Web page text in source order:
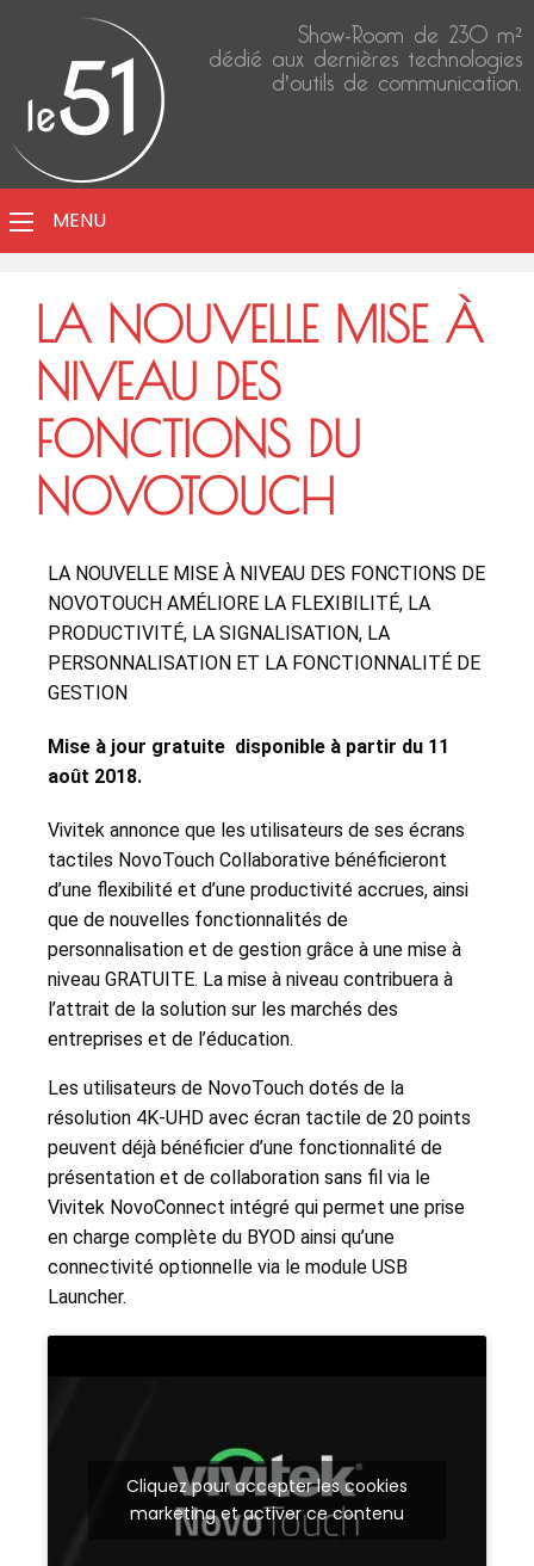
Show-Room de 230 m²
dédié aux dernières technologies
d'outils de communication.
MENU
LA NOUVELLE MISE À
NIVEAU DES
FONCTIONS DU
NOVOTOUCH
LA NOUVELLE MISE À NIVEAU DES FONCTIONS DE
NOVOTOUCH AMÉLIORE LA FLEXIBILITÉ, LA
PRODUCTIVITÉ, LA SIGNALISATION, LA
PERSONNALISATION ET LA FONCTIONNALITÉ DE
GESTION
Mise à jour gratuite disponible à partir du 11
août 2018.
Vivitek annonce que les utilisateurs de ses écrans
tactiles NovoTouch Collaborative bénéficieront
d’une flexibilité et d’une productivité accrues, ainsi
que de nouvelles fonctionnalités de
personnalisation et de gestion grâce à une mise à
niveau GRATUITE. La mise à niveau contribuera à
l’attrait de la solution sur les marchés des
entreprises et de l’éducation.
Les utilisateurs de NovoTouch dotés de la
résolution 4K-UHD avec écran tactile de 20 points
peuvent déjà bénéficier d’une fonctionnalité de
présentation et de collaboration sans fil via le
Vivitek NovoConnect intégré qui permet une prise
en charge complète du BYOD ainsi qu’une
connectivité optionnelle via le module USB
Launcher.
Cliquez pour accepter les cookies
marketing et activer ce contenu